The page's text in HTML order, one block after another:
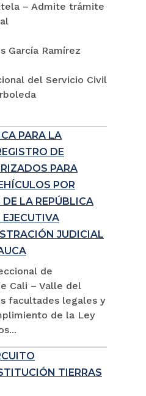
– Admite trámite
García Ramírez
del Servicio Civil
PARA LA
DE
PARA
POR
DE LA REPÚBLICA
JUDICIAL
de
Cali – Valle del
facultades legales y
de la Ley
TIERRAS